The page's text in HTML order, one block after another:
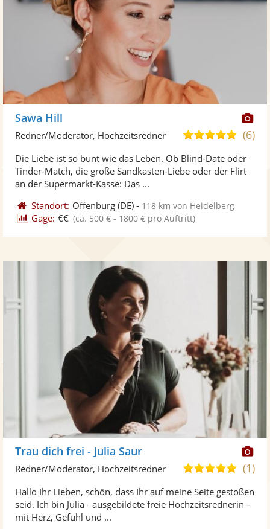
Sawa Hill
5,0
5
(6)
Redner/Moderator, Hochzeitsredner
Die Liebe ist so bunt wie das Leben. Ob Blind-Date oder
Tinder-Match, die große Sandkasten-Liebe oder der Flirt
an der Supermarkt-Kasse: Das ...
Standort: Offenburg (DE) - 118 km von Heidelberg
Gage: €€ (ca. 500 € - 1800 € pro Auftritt)
Trau dich frei - Julia Saur
5,0
5
(1)
Redner/Moderator, Hochzeitsredner
Hallo Ihr Lieben, schön, dass Ihr auf meine Seite gestoßen
seid. Ich bin Julia - ausgebildete freie Hochzeitsrednerin –
mit Herz, Gefühl und ...